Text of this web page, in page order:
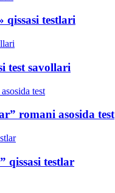
testlari
test savollari
romani asosida test
qissasi testlar